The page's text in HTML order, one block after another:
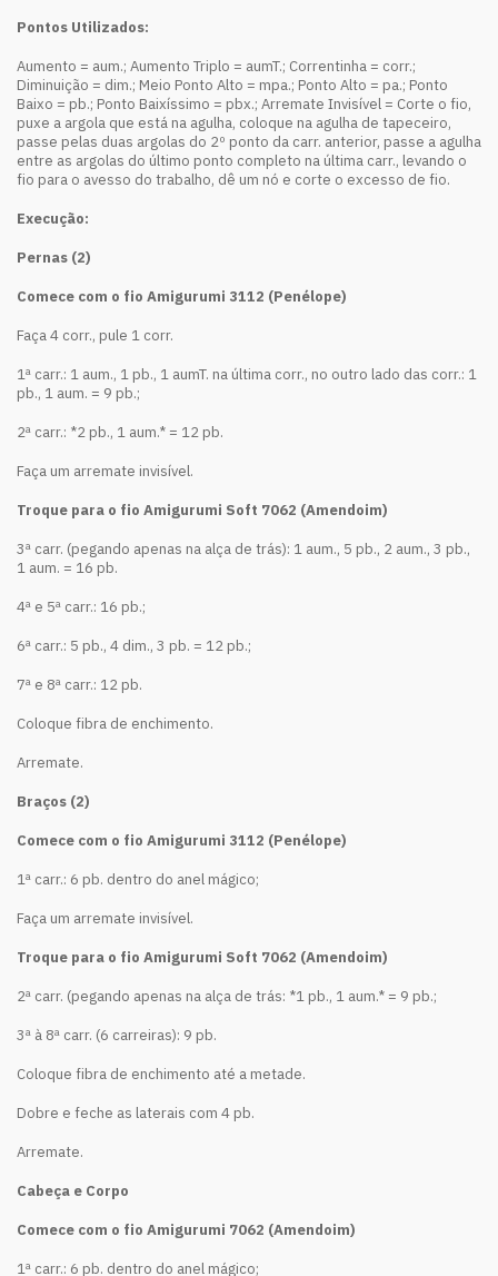
Pontos Utilizados:
Aumento = aum.; Aumento Triplo = aumT.; Correntinha = corr.;
Diminuição = dim.; Meio Ponto Alto = mpa.; Ponto Alto = pa.; Ponto
Baixo = pb.; Ponto Baixíssimo = pbx.; Arremate Invisível = Corte o fio,
puxe a argola que está na agulha, coloque na agulha de tapeceiro,
passe pelas duas argolas do 2º ponto da carr. anterior, passe a agulha
entre as argolas do último ponto completo na última carr., levando o
fio para o avesso do trabalho, dê um nó e corte o excesso de fio.
Execução:
Pernas (2)
Comece com o fio Amigurumi 3112 (Penélope)
Faça 4 corr., pule 1 corr.
1ª carr.: 1 aum., 1 pb., 1 aumT. na última corr., no outro lado das corr.: 1
pb., 1 aum. = 9 pb.;
2ª carr.: *2 pb., 1 aum.* = 12 pb.
Faça um arremate invisível.
Troque para o fio Amigurumi Soft 7062 (Amendoim)
3ª carr. (pegando apenas na alça de trás): 1 aum., 5 pb., 2 aum., 3 pb.,
1 aum. = 16 pb.
4ª e 5ª carr.: 16 pb.;
6ª carr.: 5 pb., 4 dim., 3 pb. = 12 pb.;
7ª e 8ª carr.: 12 pb.
Coloque fibra de enchimento.
Arremate.
Braços (2)
Comece com o fio Amigurumi 3112 (Penélope)
1ª carr.: 6 pb. dentro do anel mágico;
Faça um arremate invisível.
Troque para o fio Amigurumi Soft 7062 (Amendoim)
2ª carr. (pegando apenas na alça de trás: *1 pb., 1 aum.* = 9 pb.;
3ª à 8ª carr. (6 carreiras): 9 pb.
Coloque fibra de enchimento até a metade.
Dobre e feche as laterais com 4 pb.
Arremate.
Cabeça e Corpo
Comece com o fio Amigurumi 7062 (Amendoim)
1ª carr.: 6 pb. dentro do anel mágico;